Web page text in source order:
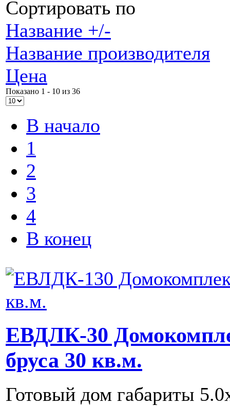
Сортировать по
Название +/-
Название производителя
Цена
Показано 1 - 10 из 36
В начало
1
2
3
4
В конец
ЕВДЛК-30
бруса 30 кв.м.
Готовый дом габариты